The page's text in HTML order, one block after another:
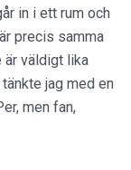
in i ett rum och
precis samma
är väldigt lika
jag med en
men fan,